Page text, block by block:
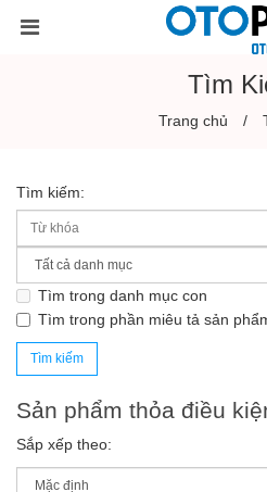
Tìm
Trang chủ
Tìm kiếm:
Tìm trong danh mục con
Tìm trong phần miêu tả sản
Sản phẩm thỏa điều
Sắp xếp theo: